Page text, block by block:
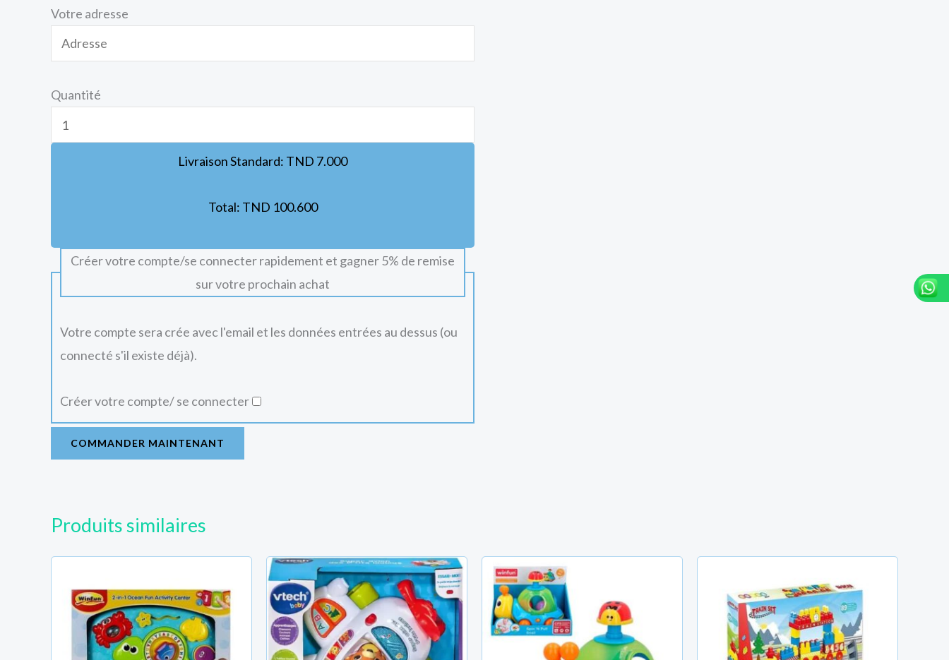
Votre adresse
Quantité
Livraison Standard: TND 7.000
Total: TND 100.600
Créer votre compte/se connecter rapidement et gagner 5% de remise
sur votre prochain achat
Votre compte sera crée avec l'email et les données entrées au dessus (ou
connecté s'il existe déjà).
Créer votre compte/ se connecter
COMMANDER MAINTENANT
Produits similaires